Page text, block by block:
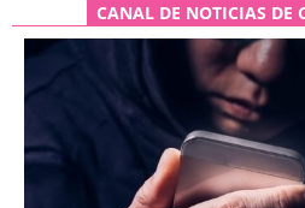
CANAL DE NOTICIAS DE